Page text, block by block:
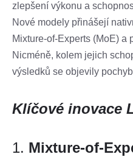
zlepšení výkonu a
Nové modely přinášejí
Mixture-of-Experts (MoE) a
Nicméně, kolem jejich
výsledků se objevily
Klíčové inovace
1. Mixture-of-